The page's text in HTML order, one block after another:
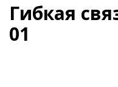
Гибкая
01